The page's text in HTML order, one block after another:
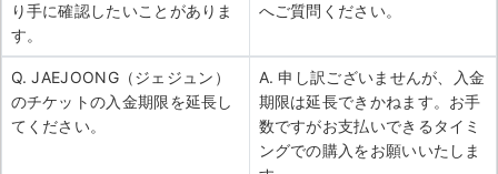
り手に確認したいことがありま
す。
へご質問ください。
Q. JAEJOONG（ジェジュン）
のチケットの入金期限を延長し
てください。
A. 申し訳ございませんが、入金
期限は延長できかねます。お手
数ですがお支払いできるタイミ
ングでの購入をお願いいたしま